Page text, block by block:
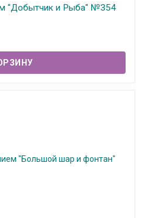
"Добытчик и Рыба" №354